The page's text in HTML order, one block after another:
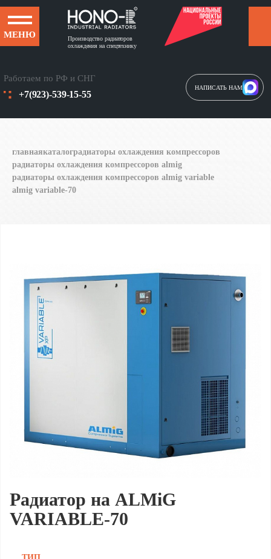
МЕНЮ
Производство радиаторов
охлаждения на спецтехнику
НАПИСАТЬ НАМ
Работаем по РФ и СНГ
+7(923)-539-15-55
главнаякаталоградиаторы охлаждения компрессоров
радиаторы охлаждения компрессоров almig
радиаторы охлаждения компрессоров almig variable
almig variable‑70
Радиатор на ALMiG
VARIABLE‑70